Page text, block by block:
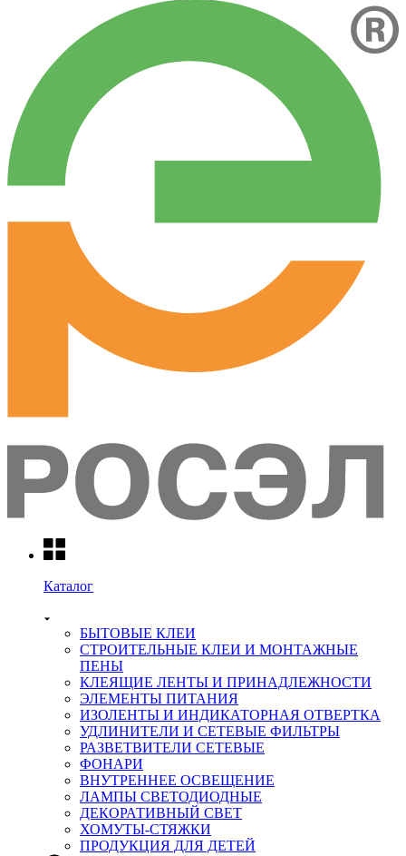
Каталог
БЫТОВЫЕ КЛЕИ
СТРОИТЕЛЬНЫЕ КЛЕИ И МОНТАЖНЫЕ
ПЕНЫ
КЛЕЯЩИЕ ЛЕНТЫ И ПРИНАДЛЕЖНОСТИ
ЭЛЕМЕНТЫ ПИТАНИЯ
ИЗОЛЕНТЫ И ИНДИКАТОРНАЯ ОТВЕРТКА
УДЛИНИТЕЛИ И СЕТЕВЫЕ ФИЛЬТРЫ
РАЗВЕТВИТЕЛИ СЕТЕВЫЕ
ФОНАРИ
ВНУТРЕННЕЕ ОСВЕЩЕНИЕ
ЛАМПЫ СВЕТОДИОДНЫЕ
ДЕКОРАТИВНЫЙ СВЕТ
ХОМУТЫ-СТЯЖКИ
ПРОДУКЦИЯ ДЛЯ ДЕТЕЙ